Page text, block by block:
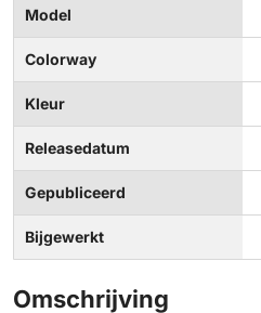
Model
Colorway
Kleur
Releasedatum
Gepubliceerd
Bijgewerkt
Omschrijving